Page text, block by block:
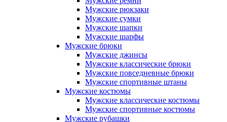
Мужские рюкзаки
Мужские сумки
Мужские шапки
Мужские шарфы
Мужские брюки
Мужские джинсы
Мужские классические брюки
Мужские повседневные брюки
Мужские спортивные штаны
Мужские костюмы
Мужские классические костюмы
Мужские спортивные костюмы
Мужские рубашки